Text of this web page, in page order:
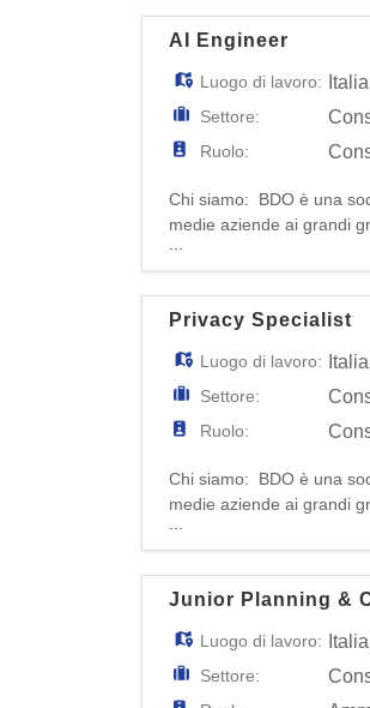
AI Engineer
Luogo di lavoro: Italia
Settore:
Ruolo:
Chi siamo: BDO è una
medie aziende ai grandi
professionisti in Italia, la
Privacy Specialist
Luogo di lavoro: Italia
Settore:
Ruolo:
Chi siamo: BDO è una
medie aziende ai grandi
professionisti in Italia, la
Junior Planning &
Luogo di lavoro: Italia
Settore: